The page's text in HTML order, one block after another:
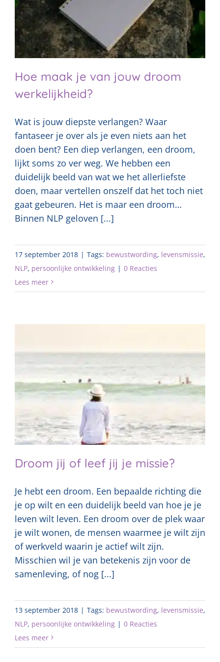
Hoe maak je van jouw droom
werkelijkheid?
Wat is jouw diepste verlangen? Waar
fantaseer je over als je even niets aan het
doen bent? Een diep verlangen, een droom,
lijkt soms zo ver weg. We hebben een
duidelijk beeld van wat we het allerliefste
doen, maar vertellen onszelf dat het toch niet
gaat gebeuren. Het is maar een droom…
Binnen NLP geloven [...]
17 september 2018 | Tags: bewustwording, levensmissie,
NLP, persoonlijke ontwikkeling | 0 Reacties
Lees meer
Droom jij of leef jij je missie?
Je hebt een droom. Een bepaalde richting die
je op wilt en een duidelijk beeld van hoe je je
leven wilt leven. Een droom over de plek waar
je wilt wonen, de mensen waarmee je wilt zijn
of werkveld waarin je actief wilt zijn.
Misschien wil je van betekenis zijn voor de
samenleving, of nog [...]
13 september 2018 | Tags: bewustwording, levensmissie,
NLP, persoonlijke ontwikkeling | 0 Reacties
Lees meer